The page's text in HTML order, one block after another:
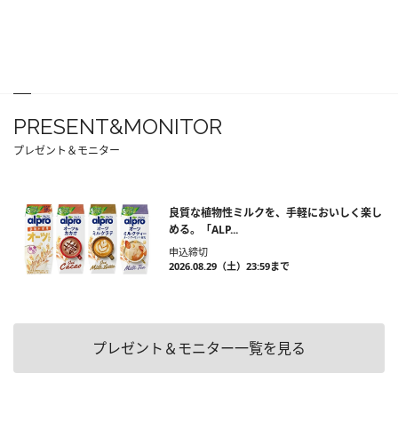
PRESENT&MONITOR
プレゼント＆モニター
良質な植物性ミルクを、手軽においしく楽し
める。「ALP...
申込締切
2026.08.29（土）23:59まで
プレゼント＆モニター一覧を見る